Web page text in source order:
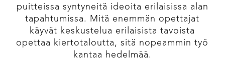
puitteissa syntyneitä ideoita erilaisissa alan
tapahtumissa. Mitä enemmän opettajat
käyvät keskustelua erilaisista tavoista
opettaa kiertotaloutta, sitä nopeammin työ
kantaa hedelmää.